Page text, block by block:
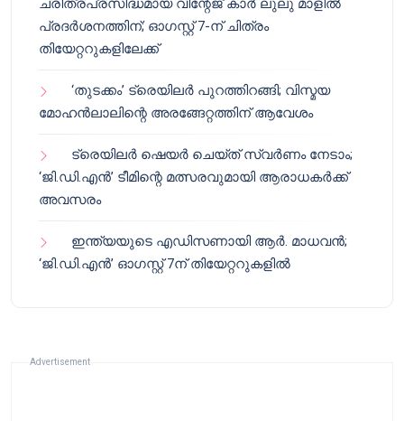
ചരിത്രപ്രസിദ്ധമായ വിന്റേജ് കാർ ലുലു മാളിൽ
പ്രദർശനത്തിന്; ഓഗസ്റ്റ് 7-ന് ചിത്രം
തിയേറ്ററുകളിലേക്ക്
‘തുടക്കം’ ട്രെയിലർ പുറത്തിറങ്ങി; വിസ്മയ
മോഹൻലാലിന്റെ അരങ്ങേറ്റത്തിന് ആവേശം
ട്രെയിലർ ഷെയർ ചെയ്‌ത് സ്വർണം നേടാം;
‘ജി.ഡി.എൻ’ ടീമിന്റെ മത്സരവുമായി ആരാധകർക്ക്
അവസരം
ഇന്ത്യയുടെ എഡിസണായി ആർ. മാധവൻ;
‘ജി.ഡി.എൻ’ ഓഗസ്റ്റ് 7ന് തിയേറ്ററുകളിൽ
Advertisement